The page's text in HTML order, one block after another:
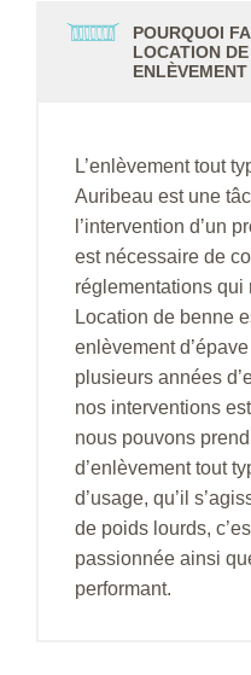
POURQUOI
LOCATION
L’enlèvement tout
Auribeau est une
l’intervention d’un
est nécessaire de
réglementations qui
Location de benne
enlèvement
plusieurs années
nos interventions
nous pouvons
d’enlèvement tout
d’usage, qu’il
de poids lourds,
passionnée ainsi
performant.